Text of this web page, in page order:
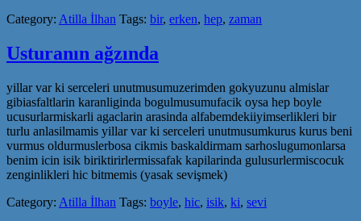
Category: Atilla İlhan Tags: bir, erken, hep, zaman
Usturanın ağzında
yillar var ki serceleri unutmusumuzerimden gokyuzunu almislar
gibiasfaltlarin karanliginda bogulmusumufacik oysa hep boyle
ucusurlarmiskarli agaclarin arasinda alfabemdekiiyimserlikleri bir
turlu anlasilmamis yillar var ki serceleri unutmusumkurus kurus beni
vurmus oldurmuslerbosa cikmis baskaldirmam sarhoslugumonlarsa
benim icin isik biriktirirlermissafak kapilarinda gulusurlermiscocuk
zenginlikleri hic bitmemis (yasak sevişmek)
Category: Atilla İlhan Tags: boyle, hic, isik, ki, sevi